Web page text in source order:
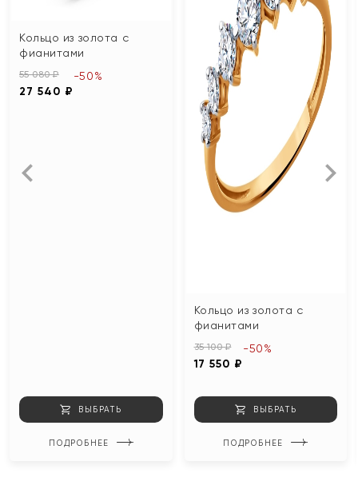
Кольцо из золота с
фианитами
55 080 ₽
27 540 ₽
-50%
ВЫБРАТЬ
ПОДРОБНЕЕ
Кольцо из золота с
фианитами
35 100 ₽
17 550 ₽
-50%
ВЫБРАТЬ
ПОДРОБНЕЕ